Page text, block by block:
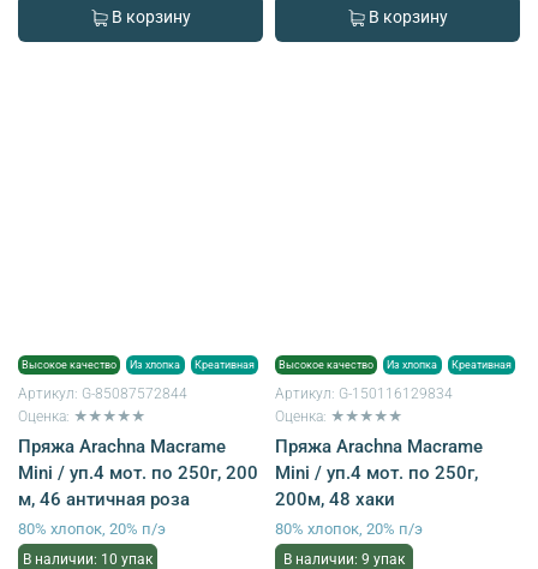
В корзину В корзину
Высокое качество Из хлопка Креативная
Артикул: G-85087572844
Оценка: ★★★★★
Пряжа Arachna Macrame
Mini / уп.4 мот. по 250г, 200
м, 46 античная роза
80% хлопок, 20% п/э
В наличии: 10 упак
Высокое качество Из хлопка Креативная
Артикул: G-150116129834
Оценка: ★★★★★
Пряжа Arachna Macrame
Mini / уп.4 мот. по 250г,
200м, 48 хаки
80% хлопок, 20% п/э
В наличии: 9 упак